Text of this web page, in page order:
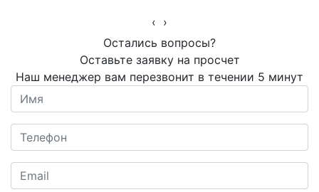
‹ ›
Остались вопросы?
Оставьте заявку на просчет
Наш менеджер вам перезвонит в течении 5 минут